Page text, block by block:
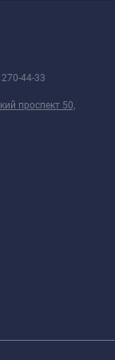
44-33
проспект 50,